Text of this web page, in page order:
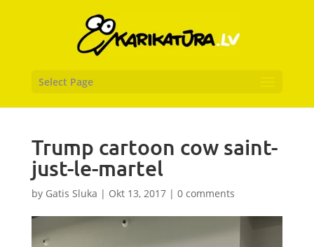
Select Page
Trump cartoon cow saint-
just-le-martel
by Gatis Sluka | Okt 13, 2017| 0 comments